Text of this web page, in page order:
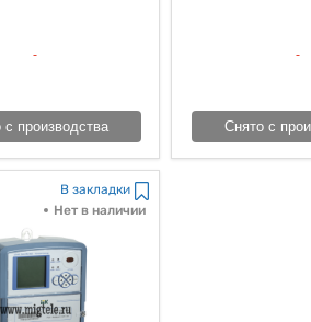
с производства Снято с
В закладки
Нет в наличии